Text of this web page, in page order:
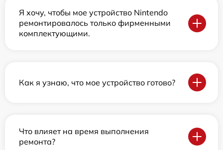
Я хочу, чтобы мое устройство Nintendo
ремонтировалось только фирменными
комплектующими.
Как я узнаю, что мое устройство готово?
Что влияет на время выполнения
ремонта?